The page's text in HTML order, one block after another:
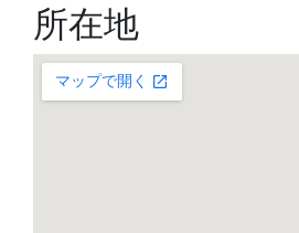
所在地